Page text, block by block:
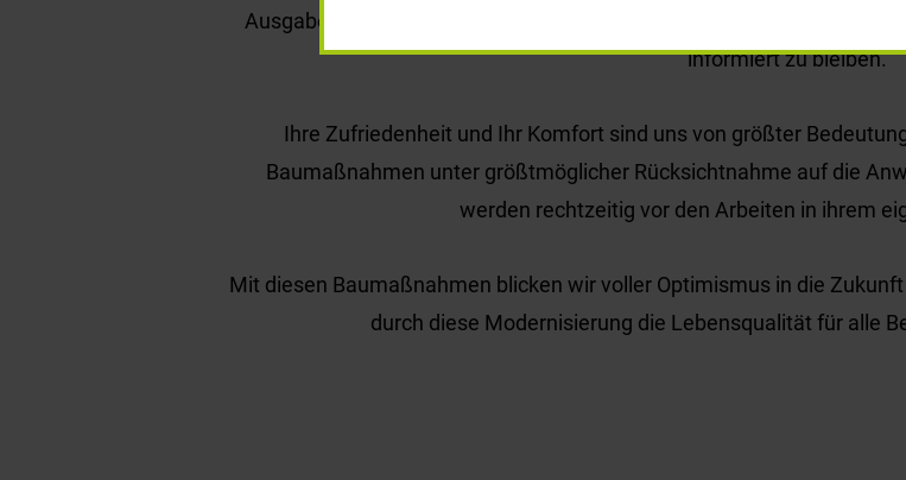
Ausgabe unserer Quartierszeitung veröffentlicht werden. Unser Ziel
informiert zu bleiben.
Ihre Zufriedenheit und Ihr Komfort sind uns von größter
Baumaßnahmen unter größtmöglicher Rücksichtnahme auf die
werden rechtzeitig vor den Arbeiten in ihrem
Mit diesen Baumaßnahmen blicken wir voller Optimismus in die
durch diese Modernisierung die Lebensqualität für alle